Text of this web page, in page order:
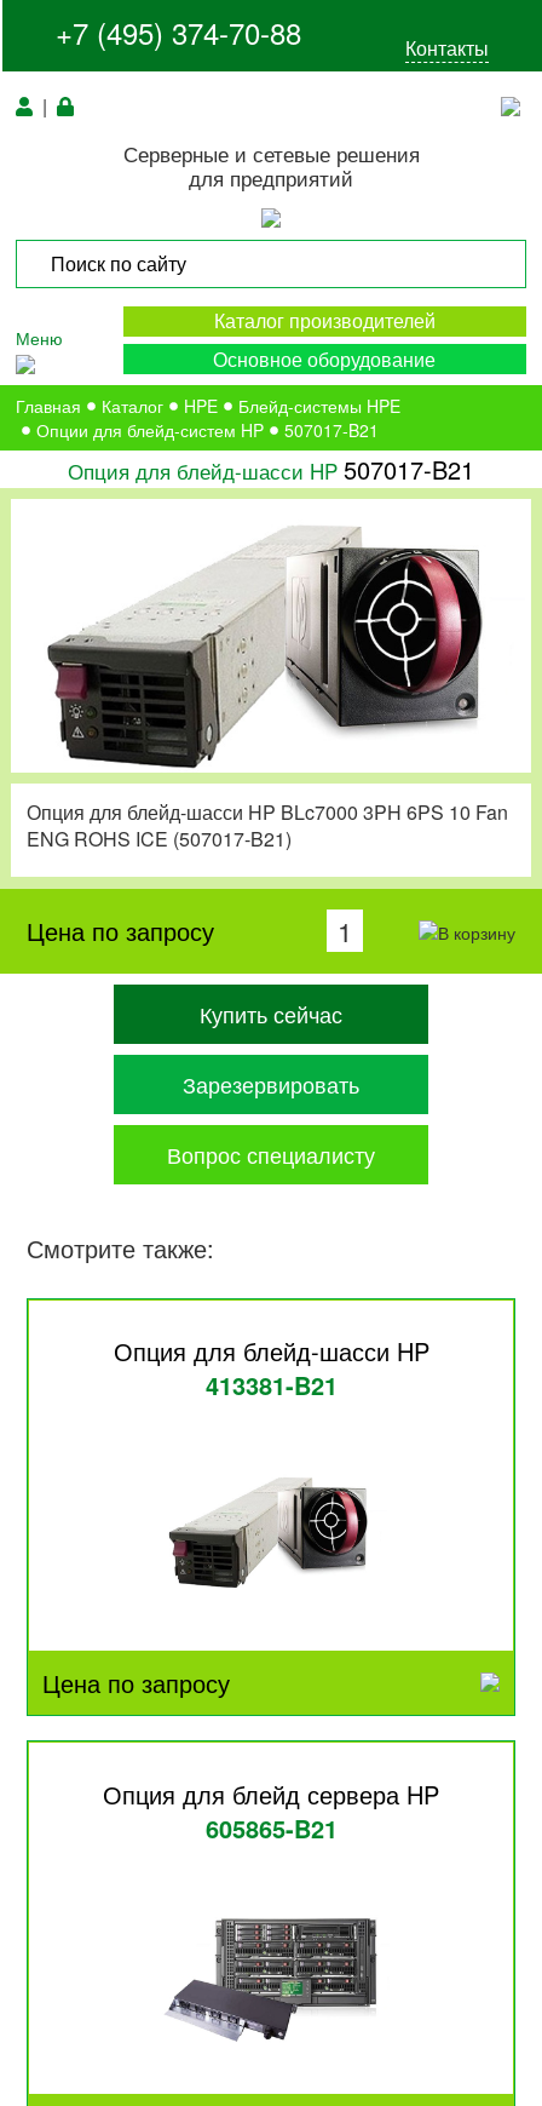
+7 (495) 374-70-88 Контакты
|
Серверные и сетевые решения
для предприятий
Меню
Каталог производителей
Основное оборудование
Главная Каталог HPE
Блейд-системы HPE
Опции для блейд-систем HP
507017-B21
Опция для блейд-шасси HP 507017-B21
Опция для блейд-шасси HP BLc7000 3PH 6PS 10 Fan
ENG ROHS ICE (507017-B21)
Цена по запросу
Купить сейчас
Зарезервировать
Вопрос специалисту
Смотрите также:
Опция для блейд-шасси HP
413381-B21
Цена по запросу
Опция для блейд сервера HP
605865-B21